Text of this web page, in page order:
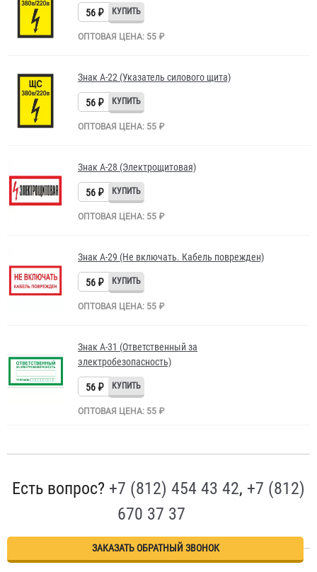
56 ₽
ОПТОВАЯ ЦЕНА: 55 ₽
Знак A-22 (Указатель силового щита)
56 ₽
ОПТОВАЯ ЦЕНА: 55 ₽
Знак A-28 (Электрощитовая)
56 ₽
ОПТОВАЯ ЦЕНА: 55 ₽
Знак A-29 (Не включать. Кабель поврежден)
56 ₽
ОПТОВАЯ ЦЕНА: 55 ₽
Знак A-31 (Ответственный за
электробезопасность)
56 ₽
ОПТОВАЯ ЦЕНА: 55 ₽
Есть вопрос? +7 (812) 454 43 42, +7 (812)
670 37 37
ЗАКАЗАТЬ ОБРАТНЫЙ ЗВОНОК